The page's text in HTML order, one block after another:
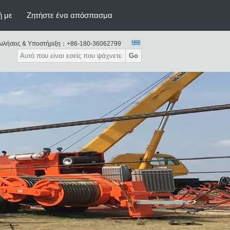
με Ζητήστε ένα απόσπασμα
& Υποστήριξη： +86-180-36062799
Go
εξοπλισμό
εξολκέας καλωδίων